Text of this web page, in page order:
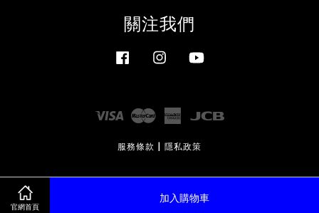
官網首頁
加入購物車
關注我們
Facebook Instagram
Visa Master
American
服務條款 隱私政策